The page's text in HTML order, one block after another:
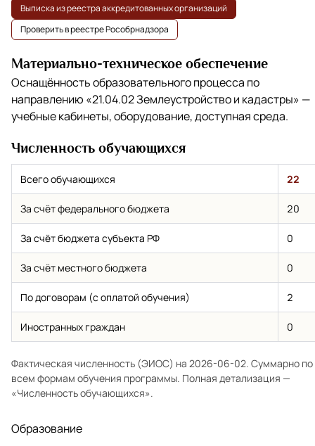
Выписка из реестра аккредитованных организаций
Проверить в реестре Рособрнадзора
Материально-техническое обеспечение
Оснащённость образовательного процесса по
направлению «21.04.02 Землеустройство и кадастры» —
учебные кабинеты, оборудование, доступная среда.
Численность обучающихся
Всего обучающихся 22
За счёт федерального бюджета 20
За счёт бюджета субъекта РФ 0
За счёт местного бюджета 0
По договорам (с оплатой обучения) 2
Иностранных граждан 0
Фактическая численность (ЭИОС) на 2026-06-02. Суммарно по
всем формам обучения программы. Полная детализация —
«Численность обучающихся».
Образование